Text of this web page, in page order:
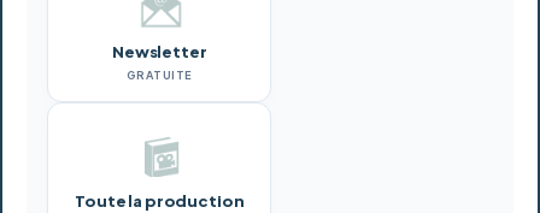
Newsletter
GRATUITE
Toute la production